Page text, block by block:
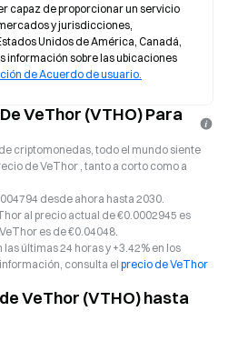
capaz de proporcionar un servicio
y jurisdicciones,
Unidos de América, Canadá,
información sobre las ubicaciones
de Acuerdo de usuario.
VeThor (VTHO) Para
criptomonedas, todo el mundo siente
de VeThor , tanto a corto como a
desde ahora hasta 2030.
al precio actual de €0.0002945 es
es de €0.04048.
últimas 24 horas y +3.42% en los
consulta el precio de VeThor
VeThor (VTHO) hasta